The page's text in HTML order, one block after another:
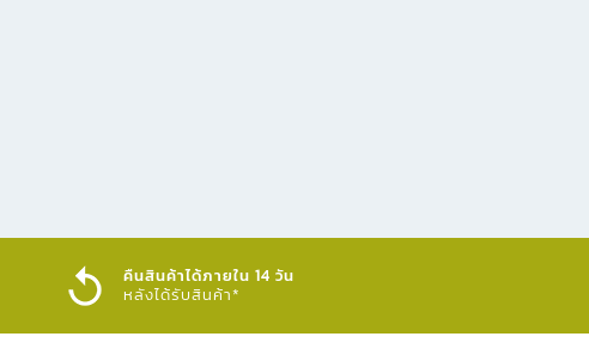
คืนสินค้าได้ภายใน 14 วัน
หลังได้รับสินค้า*